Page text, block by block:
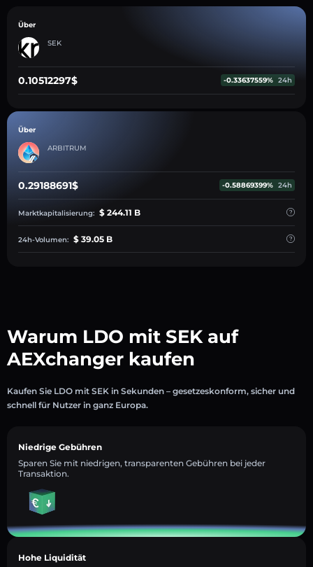
Über
SEK
0.10512297$ -0.33637559% 24h
Über
ARBITRUM
0.29188691$ -0.58869399% 24h
Marktkapitalisierung: $ 244.11 B
24h-Volumen: $ 39.05 B
Warum LDO mit SEK auf
AEXchanger kaufen
Kaufen Sie LDO mit SEK in Sekunden – gesetzeskonform, sicher und
schnell für Nutzer in ganz Europa.
Niedrige Gebühren
Sparen Sie mit niedrigen, transparenten Gebühren bei jeder
Transaktion.
Hohe Liquidität